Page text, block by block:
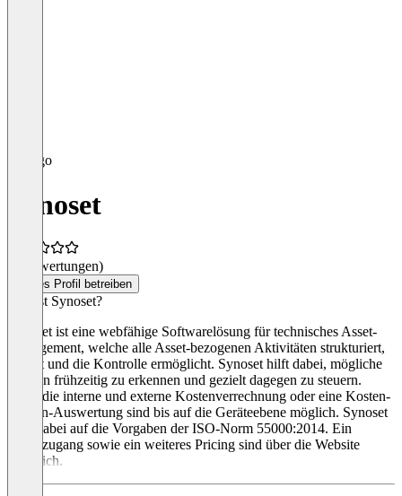
Synoset
(0 Bewertungen)
Dieses Profil betreiben
Was ist Synoset?
Synoset ist eine webfähige Softwarelösung für technisches Asset-
Management, welche alle Asset-bezogenen Aktivitäten strukturiert,
steuert und die Kontrolle ermöglicht. Synoset hilft dabei, mögliche
Risiken frühzeitig zu erkennen und gezielt dagegen zu steuern.
Auch die interne und externe Kostenverrechnung oder eine Kosten-
Nutzen-Auswertung sind bis auf die Geräteebene möglich. Synoset
setzt dabei auf die Vorgaben der ISO-Norm 55000:2014. Ein
Demozugang sowie ein weiteres Pricing sind über die Website
erhältlich.